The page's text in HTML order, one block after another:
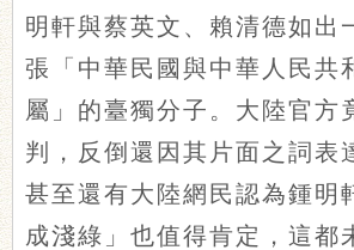
明軒與蔡英文、賴清德如出
張「中華民國與中華人民共
屬」的臺獨分子。大陸官方
判，反倒還因其片面之詞表
甚至還有大陸網民認為鍾明
成淺綠」也值得肯定，這都